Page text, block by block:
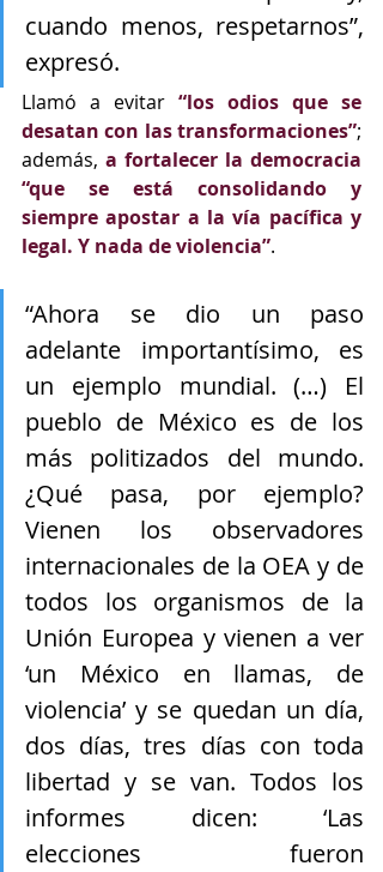
cuando menos, respetarnos”,
expresó.
Llamó a evitar “los odios que se
desatan con las transformaciones”;
además, a fortalecer la democracia
“que se está consolidando y
siempre apostar a la vía pacífica y
legal. Y nada de violencia”.
“Ahora se dio un paso
adelante importantísimo, es
un ejemplo mundial. (…) El
pueblo de México es de los
más politizados del mundo.
¿Qué pasa, por ejemplo?
Vienen los observadores
internacionales de la OEA y de
todos los organismos de la
Unión Europea y vienen a ver
‘un México en llamas, de
violencia’ y se quedan un día,
dos días, tres días con toda
libertad y se van. Todos los
informes dicen: ‘Las
elecciones fueron